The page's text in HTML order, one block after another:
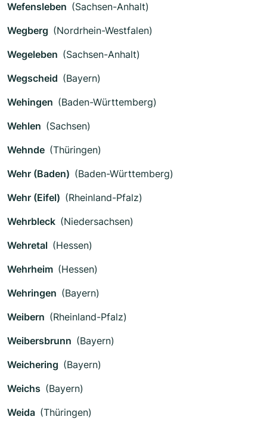
Wefensleben (Sachsen-Anhalt)
Wegberg (Nordrhein-Westfalen)
Wegeleben (Sachsen-Anhalt)
Wegscheid (Bayern)
Wehingen (Baden-Württemberg)
Wehlen (Sachsen)
Wehnde (Thüringen)
Wehr (Baden) (Baden-Württemberg)
Wehr (Eifel) (Rheinland-Pfalz)
Wehrbleck (Niedersachsen)
Wehretal (Hessen)
Wehrheim (Hessen)
Wehringen (Bayern)
Weibern (Rheinland-Pfalz)
Weibersbrunn (Bayern)
Weichering (Bayern)
Weichs (Bayern)
Weida (Thüringen)